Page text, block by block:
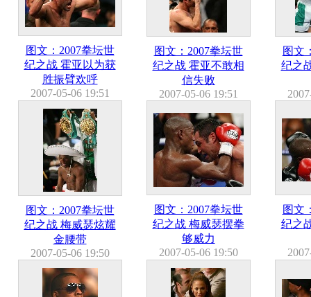
图文：2007拳坛世
纪之战 霍亚以为获
胜振臂欢呼
2007-05-06 19:51
图文：2007拳坛世
纪之战 霍亚不敢相
信失败
2007-05-06 19:51
图文
纪之
图文：2007拳坛世
纪之战 梅威瑟炫耀
金腰带
2007-05-06 19:50
图文：2007拳坛世
纪之战 梅威瑟摆拳
够威力
2007-05-06 19:50
图文
纪之